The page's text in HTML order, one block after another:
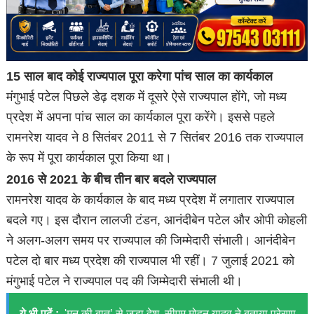
15 साल बाद कोई राज्यपाल पूरा करेगा पांच साल का कार्यकाल
मंगुभाई पटेल पिछले डेढ़ दशक में दूसरे ऐसे राज्यपाल होंगे, जो मध्य
प्रदेश में अपना पांच साल का कार्यकाल पूरा करेंगे। इससे पहले
रामनरेश यादव ने 8 सितंबर 2011 से 7 सितंबर 2016 तक राज्यपाल
के रूप में पूरा कार्यकाल पूरा किया था।
2016 से 2021 के बीच तीन बार बदले राज्यपाल
रामनरेश यादव के कार्यकाल के बाद मध्य प्रदेश में लगातार राज्यपाल
बदले गए। इस दौरान लालजी टंडन, आनंदीबेन पटेल और ओपी कोहली
ने अलग-अलग समय पर राज्यपाल की जिम्मेदारी संभाली। आनंदीबेन
पटेल दो बार मध्य प्रदेश की राज्यपाल भी रहीं। 7 जुलाई 2021 को
मंगुभाई पटेल ने राज्यपाल पद की जिम्मेदारी संभाली थी।